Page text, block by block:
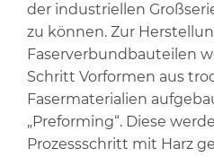
der industriellen
zu können. Zur
Faserverbundbauteilen
Schritt Vorformen aus
Fasermaterialien
„Preforming“. Diese
Prozessschritt mit Harz